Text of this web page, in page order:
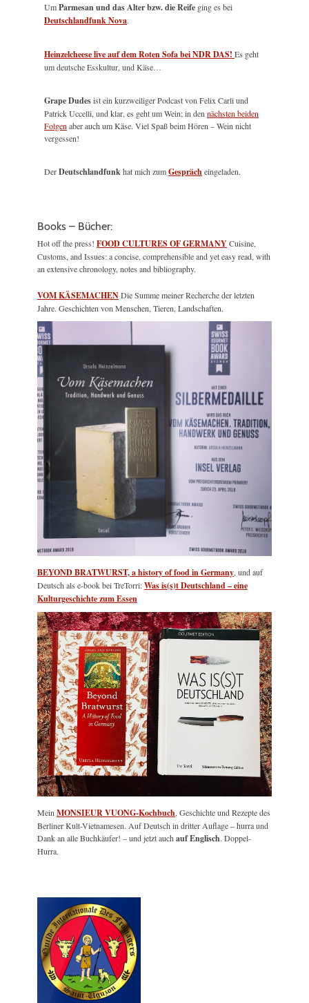
UmParmesan und das Alter bzw. die Reife ging es bei
Deutschlandfunk Nova.
Heinzelcheese live auf dem Roten Sofa bei NDR DAS! Es geht
um deutsche Esskultur, und Käse…
Grape Dudesist ein kurzweiliger Podcast von Felix Carli und
Patrick Uccelli, und klar, es geht um Wein; in den nächsten beiden
Folgen aber auch um Käse. Viel Spaß beim Hören – Wein nicht
vergessen!
DerDeutschlandfunkhat mich zumGesprächeingeladen.
Books – Bücher:
Hot off the press! FOOD CULTURES OF GERMANYCuisine,
Customs, and Issues: a concise, comprehensible and yet easy read, with
an extensive chronology, notes and bibliography.
VOM KÄSEMACHENDie Summe meiner Recherche der letzten
Jahre. Geschichten von Menschen, Tieren, Landschaften.
BEYOND BRATWURST, a history of food in Germany , und auf
Deutsch als e-book bei TreTorri:Was is(s)t Deutschland – eine
Kulturgeschichte zum Essen
Mein MONSIEUR VUONG-Kochbuch , Geschichte und Rezepte des
Berliner Kult-Vietnamesen. Auf Deutsch in dritter Auflage – hurra und
Dank an alle Buchkäufer! – und jetzt auch auf Englisch. Doppel-
Hurra.